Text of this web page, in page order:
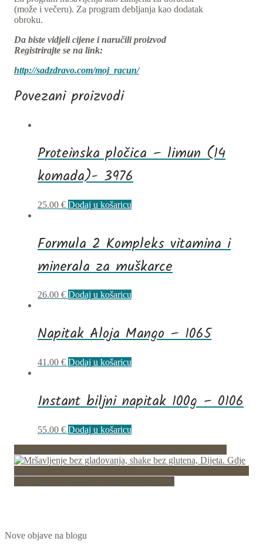
(može i večeru). Za program debljanja kao dodatak
obroku.
Da biste vidjeli cijene i naručili proizvod
Registrirajte se na link:
http://sadzdravo.com/moj_racun/
Povezani proizvodi
Proteinska pločica – limun (14
komada)- 3976
25.00 € Dodaj u košaricu
Formula 2 Kompleks vitamina i
minerala za muškarce
26.00 € Dodaj u košaricu
Napitak Aloja Mango – 1065
41.00 € Dodaj u košaricu
Instant biljni napitak 100g – 0106
55.00 € Dodaj u košaricu
Nove objave na blogu